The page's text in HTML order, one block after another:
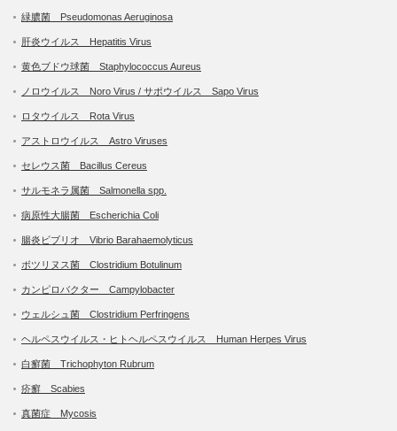
緑膿菌 Pseudomonas Aeruginosa
肝炎ウイルス Hepatitis Virus
黄色ブドウ球菌 Staphylococcus Aureus
ノロウイルス Noro Virus / サポウイルス Sapo Virus
ロタウイルス Rota Virus
アストロウイルス Astro Viruses
セレウス菌 Bacillus Cereus
サルモネラ属菌 Salmonella spp.
病原性大腸菌 Escherichia Coli
腸炎ビブリオ Vibrio Barahaemolyticus
ボツリヌス菌 Clostridium Botulinum
カンピロバクター Campylobacter
ウェルシュ菌 Clostridium Perfringens
ヘルペスウイルス・ヒトヘルペスウイルス Human Herpes Virus
白癬菌 Trichophyton Rubrum
疥癬 Scabies
真菌症 Mycosis